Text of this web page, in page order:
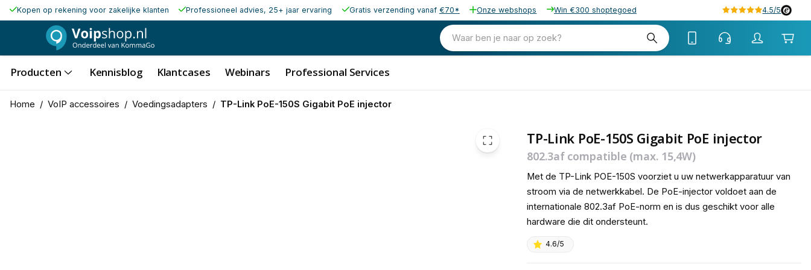
Kopen op rekening voor zakelijke klanten Professioneel advies, 25+ jaar ervaring Gratis verzending vanaf €70* Onze webshops Win €300 shoptegoed 4.5/5
Waar ben je naar op zoek?
Producten Kennisblog Klantcases Webinars Professional Services
Home / VoIP accessoires / Voedingsadapters / TP-Link PoE-150S Gigabit PoE injector
TP-Link PoE-150S Gigabit PoE injector
802.3af compatible (max. 15,4W)
Met de TP-Link POE-150S voorziet u uw netwerkapparatuur van
stroom via de netwerkkabel. De PoE-injector voldoet aan de
internationale 802.3af PoE-norm en is dus geschikt voor alle
hardware die dit ondersteunt.
4.6/5
15,07 excl. btw
18,23 incl. btw